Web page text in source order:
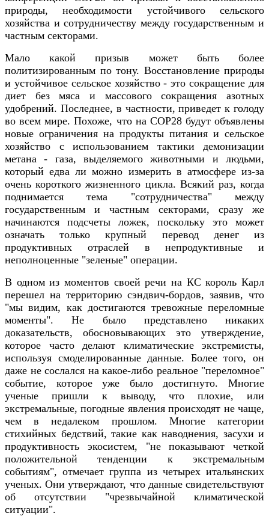
природы, необходимости устойчивого сельского
хозяйства и сотрудничеству между государственным и
частным секторами.
Мало какой призыв может быть более
политизированным по тону. Восстановление природы
и устойчивое сельское хозяйство - это сокращение для
диет без мяса и массового сокращения азотных
удобрений. Последнее, в частности, приведет к голоду
во всем мире. Похоже, что на COP28 будут объявлены
новые ограничения на продукты питания и сельское
хозяйство с использованием тактики демонизации
метана - газа, выделяемого животными и людьми,
который едва ли можно измерить в атмосфере из-за
очень короткого жизненного цикла. Всякий раз, когда
поднимается тема "сотрудничества" между
государственным и частным секторами, сразу же
начинаются подсчеты ложек, поскольку это может
означать только крупный перевод денег из
продуктивных отраслей в непродуктивные и
неполноценные "зеленые" операции.
В одном из моментов своей речи на КС король Карл
перешел на территорию сэндвич-бордов, заявив, что
"мы видим, как достигаются тревожные переломные
моменты". Не было представлено никаких
доказательств, обосновывающих это утверждение,
которое часто делают климатические экстремисты,
используя смоделированные данные. Более того, он
даже не сослался на какое-либо реальное "переломное"
событие, которое уже было достигнуто. Многие
ученые пришли к выводу, что плохие, или
экстремальные, погодные явления происходят не чаще,
чем в недалеком прошлом. Многие категории
стихийных бедствий, такие как наводнения, засухи и
продуктивность экосистем, "не показывают четкой
положительной тенденции к экстремальным
событиям", отмечает группа из четырех итальянских
ученых. Они утверждают, что данные свидетельствуют
об отсутствии "чрезвычайной климатической
ситуации".